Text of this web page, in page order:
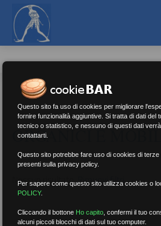
ORGANICI E
Nessun risultato.Rimuovi filtri
Questo sito fa uso di cookies per migliorare
fornire funzionalità aggiuntive. Si tratta di dati del
tecnico o statistico, e nessuno di questi dati
contattarti.
Questo sito potrebbe fare uso di cookies di
presenti sulla privacy policy.
Per sapere come questo sito utilizza cookies o
POLICY.
Cliccando il bottone Ho capito ,confermi il tuo
alcuni piccoli blocchi di dati sul tuo computer.